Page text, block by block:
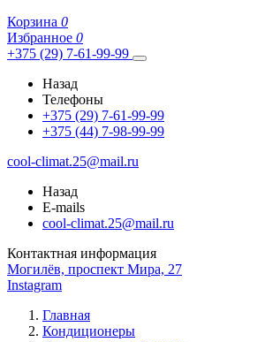
Корзина 0
Избранное 0
+375 (29) 7-61-99-99
Назад
Телефоны
+375 (29) 7-61-99-99
+375 (44) 7-98-99-99
cool-climat.25@mail.ru
Назад
E-mails
cool-climat.25@mail.ru
Контактная информация
Могилёв, проспект Мира, 27
Instagram
Главная
Кондиционеры